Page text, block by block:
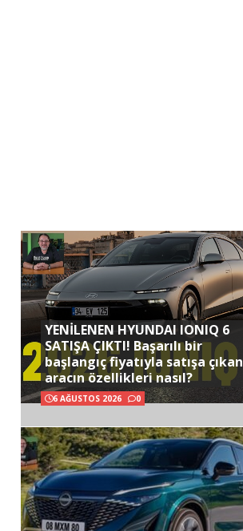
YENİLENEN HYUNDAI IONIQ 6
SATIŞA ÇIKTI! Başarılı bir
başlangıç fiyatıyla satışa çıkan
aracın özellikleri nasıl?
6 AĞUSTOS 2026 0